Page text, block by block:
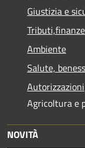
Giustizia e
Ambiente
Salute,
Autorizzazioni
Agricoltura e
NOVITÀ